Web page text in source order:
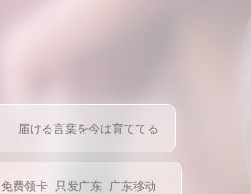
届ける言葉を今は育ててる
免费领卡 只发广东 广东移动